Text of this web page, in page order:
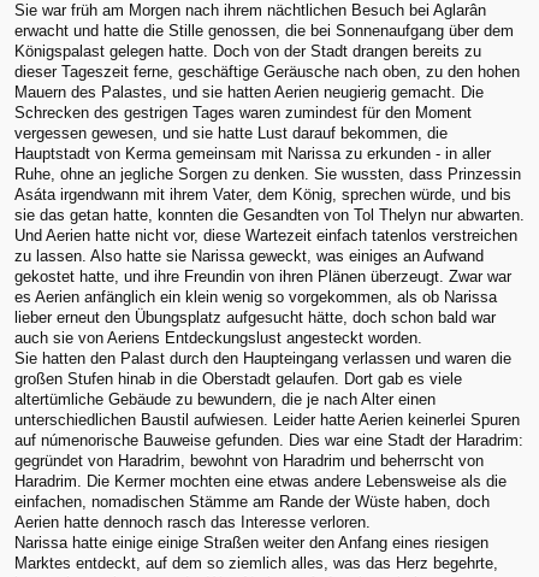
Sie war früh am Morgen nach ihrem nächtlichen Besuch bei Aglarân
erwacht und hatte die Stille genossen, die bei Sonnenaufgang über dem
Königspalast gelegen hatte. Doch von der Stadt drangen bereits zu
dieser Tageszeit ferne, geschäftige Geräusche nach oben, zu den hohen
Mauern des Palastes, und sie hatten Aerien neugierig gemacht. Die
Schrecken des gestrigen Tages waren zumindest für den Moment
vergessen gewesen, und sie hatte Lust darauf bekommen, die
Hauptstadt von Kerma gemeinsam mit Narissa zu erkunden - in aller
Ruhe, ohne an jegliche Sorgen zu denken. Sie wussten, dass Prinzessin
Asáta irgendwann mit ihrem Vater, dem König, sprechen würde, und bis
sie das getan hatte, konnten die Gesandten von Tol Thelyn nur abwarten.
Und Aerien hatte nicht vor, diese Wartezeit einfach tatenlos verstreichen
zu lassen. Also hatte sie Narissa geweckt, was einiges an Aufwand
gekostet hatte, und ihre Freundin von ihren Plänen überzeugt. Zwar war
es Aerien anfänglich ein klein wenig so vorgekommen, als ob Narissa
lieber erneut den Übungsplatz aufgesucht hätte, doch schon bald war
auch sie von Aeriens Entdeckungslust angesteckt worden.
Sie hatten den Palast durch den Haupteingang verlassen und waren die
großen Stufen hinab in die Oberstadt gelaufen. Dort gab es viele
altertümliche Gebäude zu bewundern, die je nach Alter einen
unterschiedlichen Baustil aufwiesen. Leider hatte Aerien keinerlei Spuren
auf númenorische Bauweise gefunden. Dies war eine Stadt der Haradrim:
gegründet von Haradrim, bewohnt von Haradrim und beherrscht von
Haradrim. Die Kermer mochten eine etwas andere Lebensweise als die
einfachen, nomadischen Stämme am Rande der Wüste haben, doch
Aerien hatte dennoch rasch das Interesse verloren.
Narissa hatte einige einige Straßen weiter den Anfang eines riesigen
Marktes entdeckt, auf dem so ziemlich alles, was das Herz begehrte,